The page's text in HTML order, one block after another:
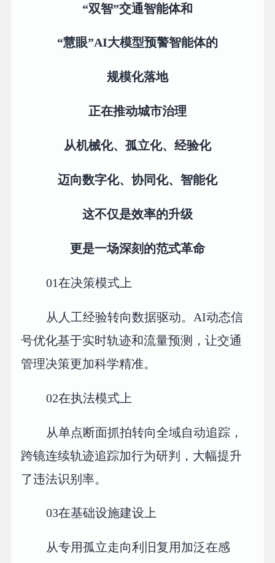
“双智”交通智能体和
“慧眼”AI大模型预警智能体的
规模化落地
正在推动城市治理
从机械化、孤立化、经验化
迈向数字化、协同化、智能化
这不仅是效率的升级
更是一场深刻的范式革命
01在决策模式上
从人工经验转向数据驱动。AI动态信
号优化基于实时轨迹和流量预测，让交通
管理决策更加科学精准。
02在执法模式上
从单点断面抓拍转向全域自动追踪，
跨镜连续轨迹追踪加行为研判，大幅提升
了违法识别率。
03在基础设施建设上
从专用孤立走向利旧复用加泛在感